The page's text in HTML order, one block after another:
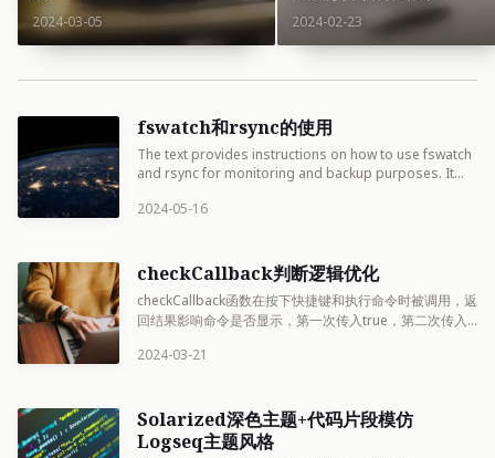
2024-03-05 2024-02-23
fswatch和rsync的使用
The text provides instructions on how to use fswatch
and rsync for monitoring and backup purposes. It
2024-05-16
checkCallback判断逻辑优化
checkCallback函数在按下快捷键和执行命令时被调用，返
回结果影响命令是否显示，第一次传入true，第二次传入
2024-03-21
Solarized深色主题+代码片段模仿
Logseq主题风格